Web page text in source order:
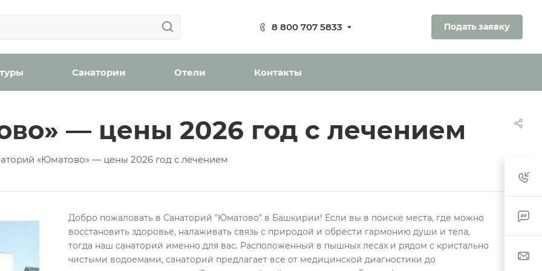
8 800 707 5833 Подать заявку
Санатории Отели Контакты
— цены 2026 год с лечением
«Юматово» — цены 2026 год с лечением
время с вами свяжется менеджер отдела бронирования.
Проверьте, верно ли указан номер телефона для связи
Отправить
Мы уведомим вас, когда появятся места в наличии.
Добро пожаловать в Санаторий "Юматово" в Башкирии! Если вы в поиске места, где можно
восстановить здоровье, налаживать связь с природой и обрести гармонию души и тела,
тогда наш санаторий именно для вас. Расположенный в пышных лесах и рядом с кристально
чистыми водоемами, санаторий предлагает все от медицинской диагностики до
персональных данных
Забронировать номер